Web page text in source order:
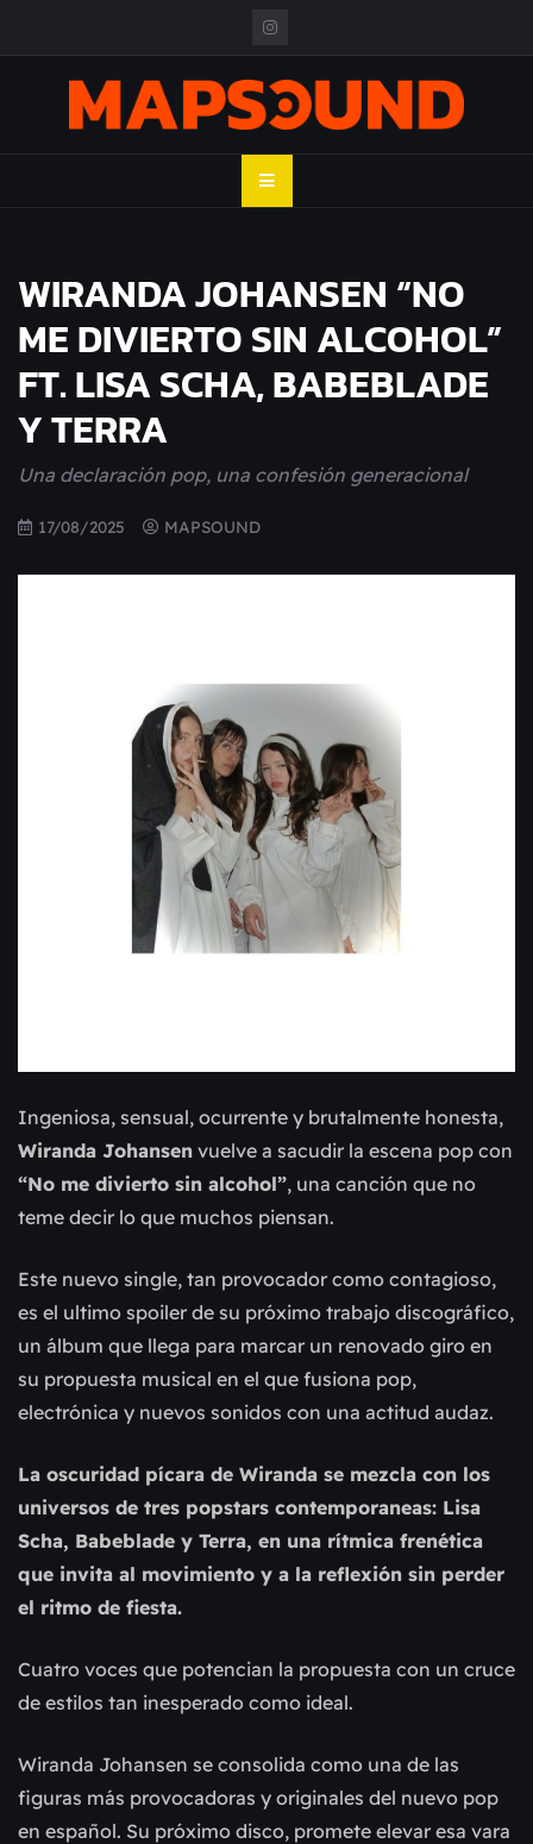
MAPSOUND
WIRANDA JOHANSEN “NO
ME DIVIERTO SIN ALCOHOL”
FT. LISA SCHA, BABEBLADE
Y TERRA
Una declaración pop, una confesión generacional
17/08/2025 MAPSOUND
Ingeniosa, sensual, ocurrente y brutalmente honesta,
Wiranda Johansen vuelve a sacudir la escena pop con
“No me divierto sin alcohol”, una canción que no
teme decir lo que muchos piensan.
Este nuevo single, tan provocador como contagioso,
es el ultimo spoiler de su próximo trabajo discográfico,
un álbum que llega para marcar un renovado giro en
su propuesta musical en el que fusiona pop,
electrónica y nuevos sonidos con una actitud audaz.
La oscuridad pícara de Wiranda se mezcla con los
universos de tres popstars contemporaneas: Lisa
Scha, Babeblade y Terra, en una rítmica frenética
que invita al movimiento y a la reflexión sin perder
el ritmo de fiesta.
Cuatro voces que potencian la propuesta con un cruce
de estilos tan inesperado como ideal.
Wiranda Johansen se consolida como una de las
figuras más provocadoras y originales del nuevo pop
en español. Su próximo disco, promete elevar esa vara